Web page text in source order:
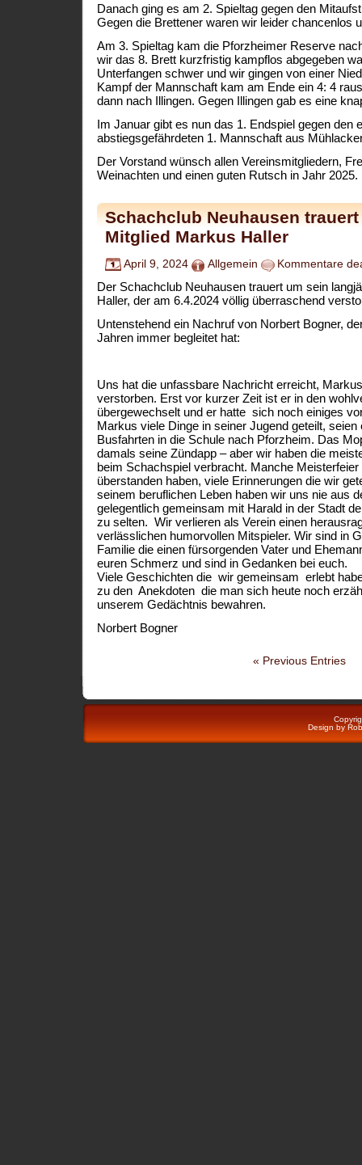
Danach ging es am 2. Spieltag gegen den
Gegen die Brettener waren wir leider chancenlos
Am 3. Spieltag kam die Pforzheimer Reserve
wir das 8. Brett kurzfristig kampflos abgegeben
Unterfangen schwer und wir gingen von einer
Kampf der Mannschaft kam am Ende ein 4: 4
dann nach Illingen. Gegen Illingen gab es eine
Im Januar gibt es nun das 1. Endspiel gegen den
abstiegsgefährdeten 1. Mannschaft aus
Der Vorstand wünsch allen Vereinsmitgliedern,
Weinachten und einen guten Rutsch in Jahr 2025.
Schachclub Neuhausen
Mitglied Markus Haller
April 9, 2024 Allgemein Kommentare
Der Schachclub Neuhausen trauert um sein
Haller, der am 6.4.2024 völlig überraschend
Untenstehend ein Nachruf von Norbert Bogner,
Jahren immer begleitet hat:
Uns hat die unfassbare Nachricht erreicht,
verstorben. Erst vor kurzer Zeit ist er in den
übergewechselt und er hatte sich noch einiges
Markus viele Dinge in seiner Jugend geteilt,
Busfahrten in die Schule nach Pforzheim. Das
damals seine Zündapp – aber wir haben die
beim Schachspiel verbracht. Manche
überstanden haben, viele Erinnerungen die wir
seinem beruflichen Leben haben wir uns nie aus
gelegentlich gemeinsam mit Harald in der Stadt
zu selten. Wir verlieren als Verein einen
verlässlichen humorvollen Mitspieler. Wir sind in
Familie die einen fürsorgenden Vater und
euren Schmerz und sind in Gedanken bei euch.
Viele Geschichten die wir gemeinsam erlebt
zu den Anekdoten die man sich heute noch
unserem Gedächtnis bewahren.
Norbert Bogner
« Previous Entries
Design by